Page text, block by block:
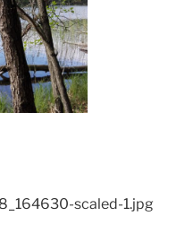
scaled-1.jpg